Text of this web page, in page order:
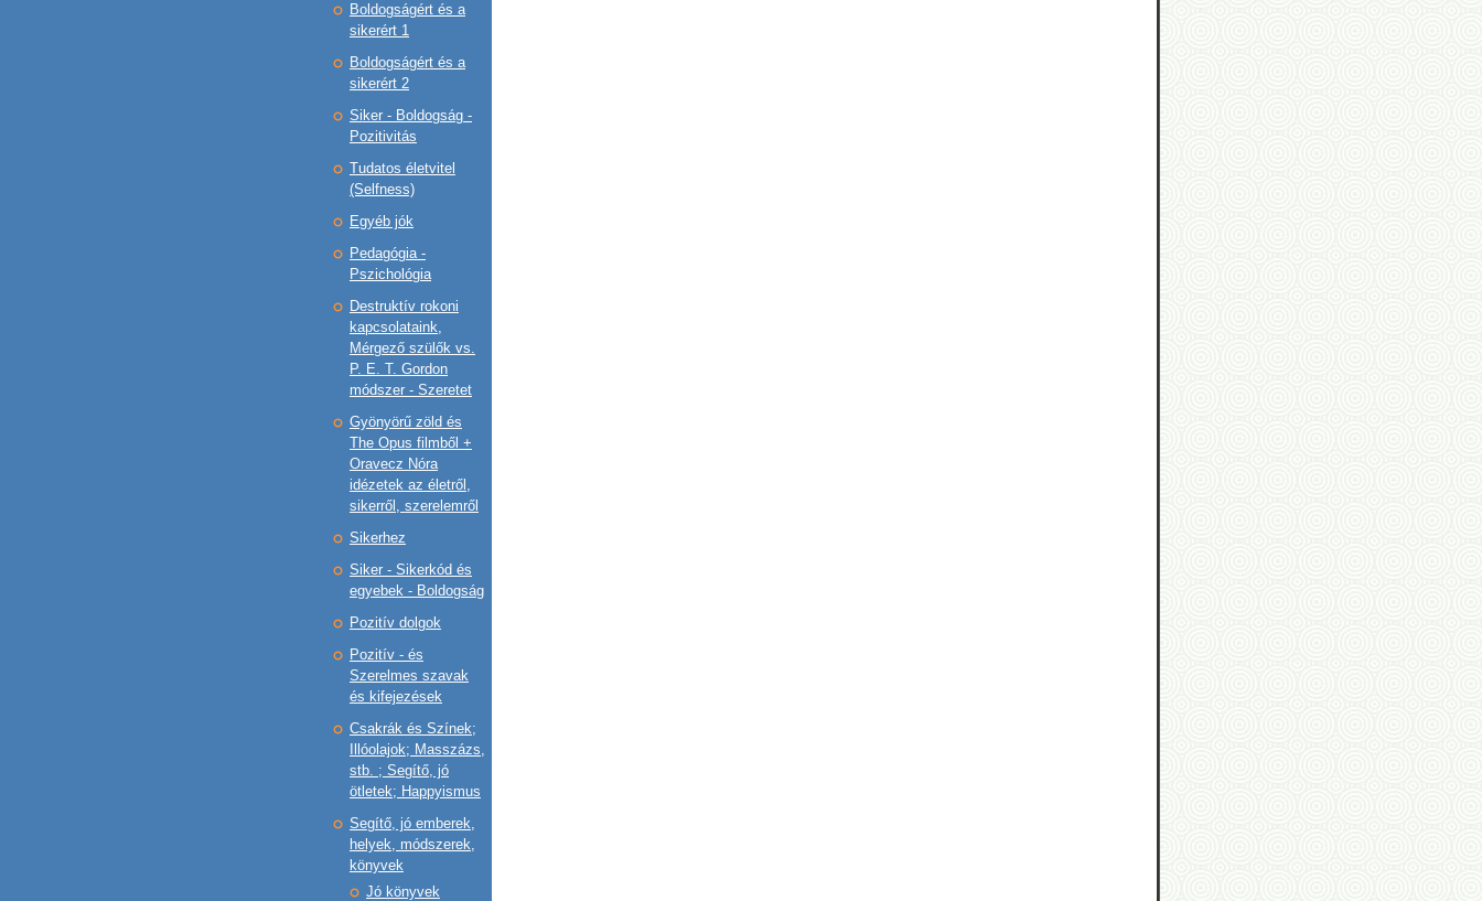
Boldogságért és a
sikerért 1
Boldogságért és a
sikerért 2
Siker - Boldogság -
Pozitivitás
Tudatos életvitel
(Selfness)
Egyéb jók
Pedagógia -
Pszichológia
Destruktív rokoni
kapcsolataink,
Mérgező szülők vs.
P. E. T. Gordon
módszer - Szeretet
Gyönyörű zöld és
The Opus filmből +
Oravecz Nóra
idézetek az életről,
sikerről, szerelemről
Sikerhez
Siker - Sikerkód és
egyebek - Boldogság
Pozitív dolgok
Pozitív - és
Szerelmes szavak
és kifejezések
Csakrák és Színek;
Illóolajok; Masszázs,
stb. ; Segítő, jó
ötletek; Happyismus
Segítő, jó emberek,
helyek, módszerek,
könyvek
Jó könyvek